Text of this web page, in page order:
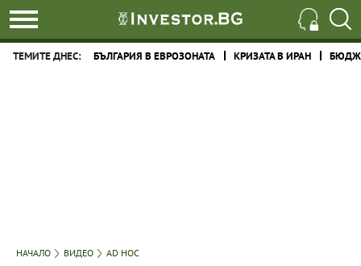
ТЕМИТЕ ДНЕС: БЪЛГАРИЯ В ЕВРОЗОНАТА КРИЗАТА В ИРАН
НАЧАЛО ВИДЕО AD HOC